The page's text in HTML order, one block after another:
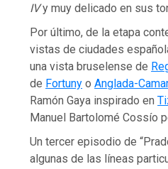
IVy muy delicado en sus
Por último, de la etapa
vistas de ciudades
una vista bruselense de
de Fortuny oAnglada-
Ramón Gaya inspirado en
Manuel Bartolomé Cossío
Un tercer episodio de
algunas de las líneas